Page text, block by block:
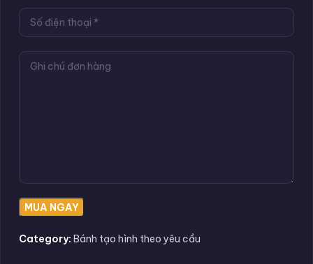
Category: Bánh tạo hình theo yêu cầu